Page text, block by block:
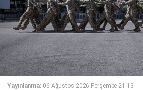
Yayınlanma: 06 Ağustos 2026 Perşembe 21:13